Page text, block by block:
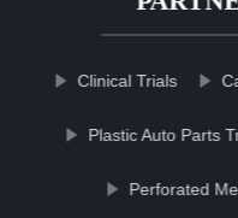
Clinical Trials
Plastic Auto Parts
Perforated